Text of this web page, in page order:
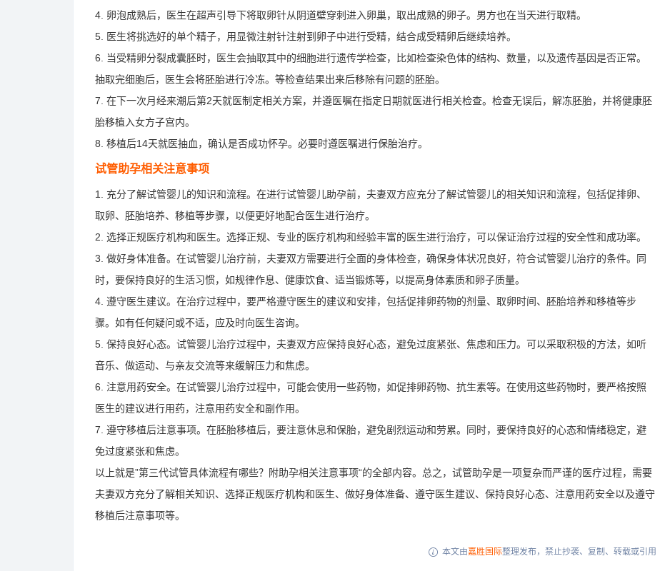
4. 卵泡成熟后，医生在超声引导下将取卵针从阴道壁穿刺进入卵巢，取出成熟的卵子。男方也在当天进行取精。
5. 医生将挑选好的单个精子，用显微注射针注射到卵子中进行受精，结合成受精卵后继续培养。
6. 当受精卵分裂成囊胚时，医生会抽取其中的细胞进行遗传学检查，比如检查染色体的结构、数量，以及遗传基因是否正常。
抽取完细胞后，医生会将胚胎进行冷冻。等检查结果出来后移除有问题的胚胎。
7. 在下一次月经来潮后第2天就医制定相关方案，并遵医嘱在指定日期就医进行相关检查。检查无误后，解冻胚胎，并将健康胚
胎移植入女方子宫内。
8. 移植后14天就医抽血，确认是否成功怀孕。必要时遵医嘱进行保胎治疗。
试管助孕相关注意事项
1. 充分了解试管婴儿的知识和流程。在进行试管婴儿助孕前，夫妻双方应充分了解试管婴儿的相关知识和流程，包括促排卵、
取卵、胚胎培养、移植等步骤，以便更好地配合医生进行治疗。
2. 选择正规医疗机构和医生。选择正规、专业的医疗机构和经验丰富的医生进行治疗，可以保证治疗过程的安全性和成功率。
3. 做好身体准备。在试管婴儿治疗前，夫妻双方需要进行全面的身体检查，确保身体状况良好，符合试管婴儿治疗的条件。同
时，要保持良好的生活习惯，如规律作息、健康饮食、适当锻炼等，以提高身体素质和卵子质量。
4. 遵守医生建议。在治疗过程中，要严格遵守医生的建议和安排，包括促排卵药物的剂量、取卵时间、胚胎培养和移植等步
骤。如有任何疑问或不适，应及时向医生咨询。
5. 保持良好心态。试管婴儿治疗过程中，夫妻双方应保持良好心态，避免过度紧张、焦虑和压力。可以采取积极的方法，如听
音乐、做运动、与亲友交流等来缓解压力和焦虑。
6. 注意用药安全。在试管婴儿治疗过程中，可能会使用一些药物，如促排卵药物、抗生素等。在使用这些药物时，要严格按照
医生的建议进行用药，注意用药安全和副作用。
7. 遵守移植后注意事项。在胚胎移植后，要注意休息和保胎，避免剧烈运动和劳累。同时，要保持良好的心态和情绪稳定，避
免过度紧张和焦虑。
以上就是”第三代试管具体流程有哪些？附助孕相关注意事项“的全部内容。总之，试管助孕是一项复杂而严谨的医疗过程，需要
夫妻双方充分了解相关知识、选择正规医疗机构和医生、做好身体准备、遵守医生建议、保持良好心态、注意用药安全以及遵守
移植后注意事项等。
 本文由嘉胜国际整理发布，禁止抄袭、复制、转载或引用